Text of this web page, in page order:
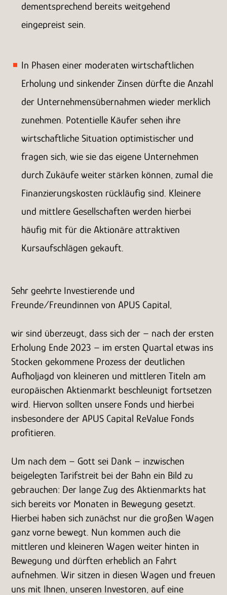
dementsprechend bereits weitgehend
eingepreist sein.
In Phasen einer moderaten wirtschaftlichen
Erholung und sinkender Zinsen dürfte die Anzahl
der Unternehmensübernahmen wieder merklich
zunehmen. Potentielle Käufer sehen ihre
wirtschaftliche Situation optimistischer und
fragen sich, wie sie das eigene Unternehmen
durch Zukäufe weiter stärken können, zumal die
Finanzierungskosten rückläufig sind. Kleinere
und mittlere Gesellschaften werden hierbei
häufig mit für die Aktionäre attraktiven
Kursaufschlägen gekauft.
Sehr geehrte Investierende und
Freunde/Freundinnen von APUS Capital,
wir sind überzeugt, dass sich der – nach der ersten
Erholung Ende 2023 – im ersten Quartal etwas ins
Stocken gekommene Prozess der deutlichen
Aufholjagd von kleineren und mittleren Titeln am
europäischen Aktienmarkt beschleunigt fortsetzen
wird. Hiervon sollten unsere Fonds und hierbei
insbesondere der APUS Capital ReValue Fonds
profitieren.
Um nach dem – Gott sei Dank – inzwischen
beigelegten Tarifstreit bei der Bahn ein Bild zu
gebrauchen: Der lange Zug des Aktienmarkts hat
sich bereits vor Monaten in Bewegung gesetzt.
Hierbei haben sich zunächst nur die großen Wagen
ganz vorne bewegt. Nun kommen auch die
mittleren und kleineren Wagen weiter hinten in
Bewegung und dürften erheblich an Fahrt
aufnehmen. Wir sitzen in diesen Wagen und freuen
uns mit Ihnen, unseren Investoren, auf eine